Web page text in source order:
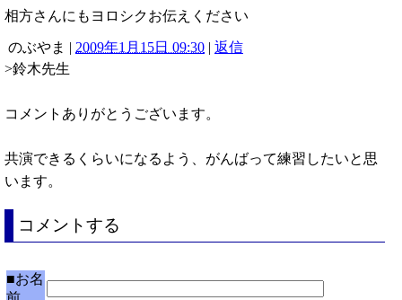
相方さんにもヨロシクお伝えください
のぶやま | 2009年1月15日 09:30 | 返信
>鈴木先生
コメントありがとうございます。
共演できるくらいになるよう、がんばって練習したいと思
います。
コメントする
■お名